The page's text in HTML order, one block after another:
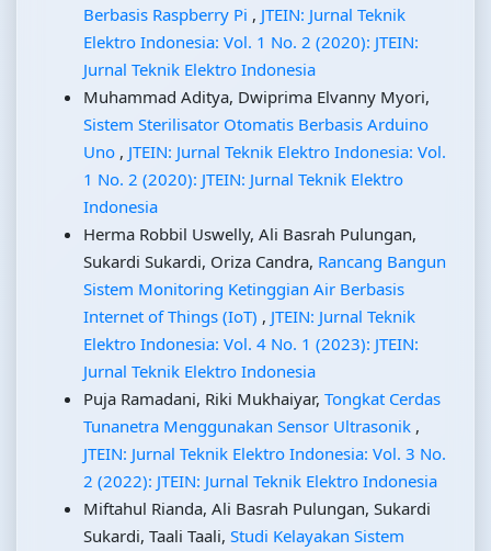
Berbasis Raspberry Pi , JTEIN: Jurnal Teknik
Elektro Indonesia: Vol. 1 No. 2 (2020): JTEIN:
Jurnal Teknik Elektro Indonesia
Muhammad Aditya, Dwiprima Elvanny Myori,
Sistem Sterilisator Otomatis Berbasis Arduino
Uno , JTEIN: Jurnal Teknik Elektro Indonesia: Vol.
1 No. 2 (2020): JTEIN: Jurnal Teknik Elektro
Indonesia
Herma Robbil Uswelly, Ali Basrah Pulungan,
Sukardi Sukardi, Oriza Candra, Rancang Bangun
Sistem Monitoring Ketinggian Air Berbasis
Internet of Things (IoT) , JTEIN: Jurnal Teknik
Elektro Indonesia: Vol. 4 No. 1 (2023): JTEIN:
Jurnal Teknik Elektro Indonesia
Puja Ramadani, Riki Mukhaiyar, Tongkat Cerdas
Tunanetra Menggunakan Sensor Ultrasonik ,
JTEIN: Jurnal Teknik Elektro Indonesia: Vol. 3 No.
2 (2022): JTEIN: Jurnal Teknik Elektro Indonesia
Miftahul Rianda, Ali Basrah Pulungan, Sukardi
Sukardi, Taali Taali, Studi Kelayakan Sistem